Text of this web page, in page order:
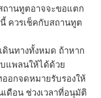
ถานทูตอาจจะขอแตก
ควรเช็คกับสถานทูต
นทางทั้งหมด ถ้าหาก
แพลนให้ได้ด้วย
อกจดหมายรับรองให้
ดือน ช่วงเวลาที่อนุมัติ